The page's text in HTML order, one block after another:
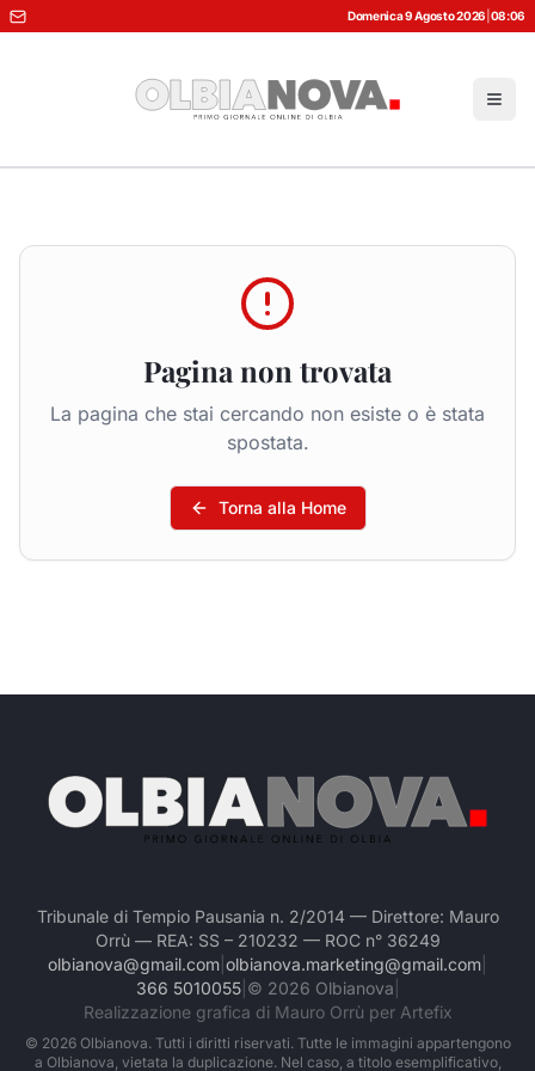
Domenica 9 Agosto 2026 08:06
Pagina non trovata
La pagina che stai cercando non esiste o è stata
spostata.
Torna alla Home
Tribunale di Tempio Pausania n. 2/2014 — Direttore: Mauro
Orrù — REA: SS – 210232 — ROC n° 36249
olbianova@gmail.com olbianova.marketing@gmail.com
366 5010055| © 2026 Olbianova
Realizzazione grafica di Mauro Orrù per Artefix
© 2026Olbianova. Tutti i diritti riservati. Tutte le immagini appartengono
a Olbianova, vietata la duplicazione. Nel caso, a titolo esemplificativo,